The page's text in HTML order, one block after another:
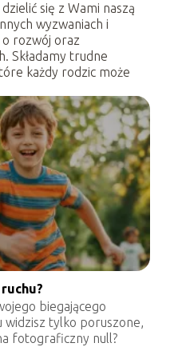
się z Wami naszą
wyzwaniach i
o rozwój oraz
Składamy trudne
każdy rodzic może
biegającego
widzisz tylko poruszone,
fotograficzny null?